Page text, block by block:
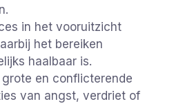
in het vooruitzicht
het bereiken
haalbaar is.
en conflicterende
van angst, verdriet of